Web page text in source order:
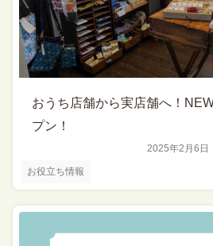
お役立ち情報
2025年2月6日
おうち店舗から実店舗へ！
プン！